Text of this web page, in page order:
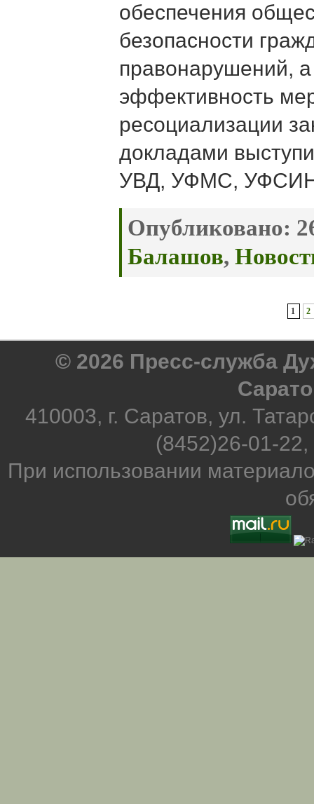
обеспечения
безопасности
правонарушений,
эффективность
ресоциализации
докладами
УВД, УФМС,
Опубликовано:
Балашов,
1 2
© 2026 Пресс-служба
410003, г. Саратов, ул.
(8452)26-01-
При использовании